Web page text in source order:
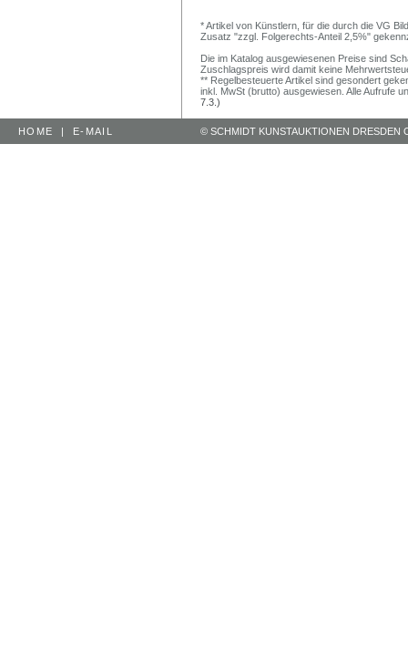
* Artikel von Künstlern, für die durch die VG
Zusatz "zzgl. Folgerechts-Anteil 2,5%"
Die im Katalog ausgewiesenen Preise sind
Zuschlagspreis wird damit keine
** Regelbesteuerte Artikel sind gesondert
inkl. MwSt (brutto) ausgewiesen. Alle Aufrufe
7.3.)
HOME | E-MAIL © SCHMIDT KUNSTAUKTIONEN DRESDEN